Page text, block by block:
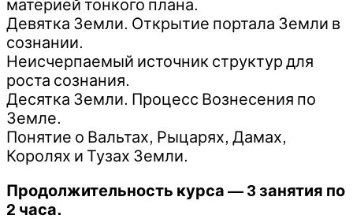
материей тонкого плана.
Девятка Земли. Открытие портала Земли в
сознании.
Неисчерпаемый источник структур для
роста сознания.
Десятка Земли. Процесс Вознесения по
Земле.
Понятие о Вальтах, Рыцарях, Дамах,
Королях и Тузах Земли.
Продолжительность курса — 3 занятия по
2 часа.